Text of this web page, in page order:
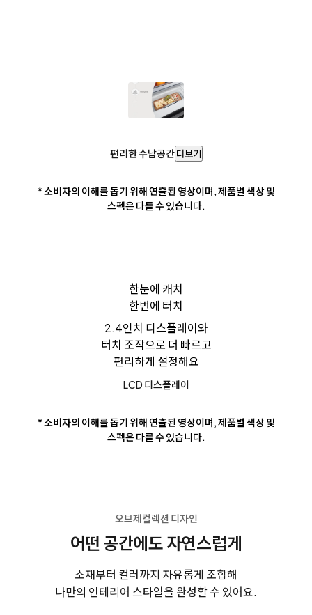
편리한 수납공간 더보기
* 소비자의 이해를 돕기 위해 연출된 영상이며, 제품별 색상 및
스펙은 다를 수 있습니다.
한눈에 캐치
한번에 터치
2.4인치 디스플레이와
터치 조작으로 더 빠르고
편리하게 설정해요
LCD 디스플레이
* 소비자의 이해를 돕기 위해 연출된 영상이며, 제품별 색상 및
스펙은 다를 수 있습니다.
오브제컬렉션 디자인
어떤 공간에도 자연스럽게
소재부터 컬러까지 자유롭게 조합해
나만의 인테리어 스타일을 완성할 수 있어요.